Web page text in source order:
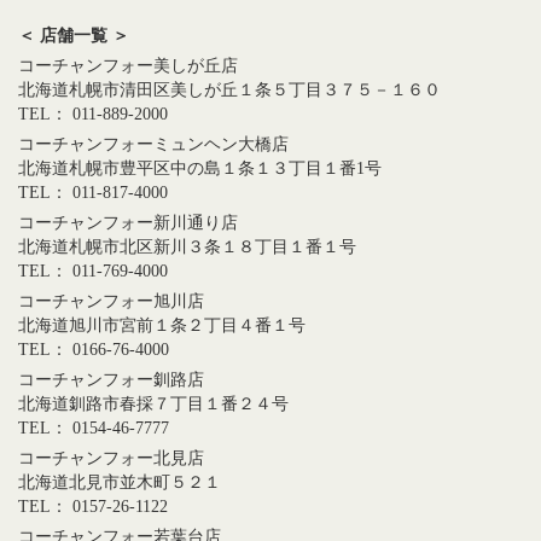
＜ 店舗一覧 ＞
コーチャンフォー美しが丘店
北海道札幌市清田区美しが丘１条５丁目３７５－１６０
TEL： 011-889-2000
コーチャンフォーミュンヘン大橋店
北海道札幌市豊平区中の島１条１３丁目１番1号
TEL： 011-817-4000
コーチャンフォー新川通り店
北海道札幌市北区新川３条１８丁目１番１号
TEL： 011-769-4000
コーチャンフォー旭川店
北海道旭川市宮前１条２丁目４番１号
TEL： 0166-76-4000
コーチャンフォー釧路店
北海道釧路市春採７丁目１番２４号
TEL： 0154-46-7777
コーチャンフォー北見店
北海道北見市並木町５２１
TEL： 0157-26-1122
コーチャンフォー若葉台店